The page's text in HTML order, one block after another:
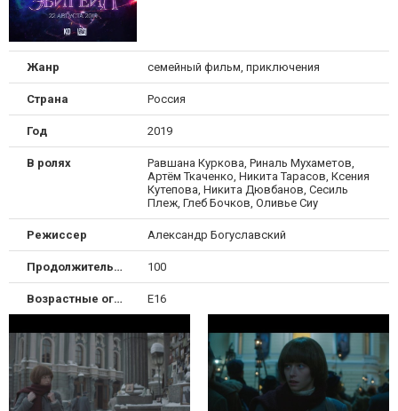
Жанр семейный фильм, приключения
Страна Россия
Год 2019
В ролях
Равшана Куркова, Риналь Мухаметов,
Артём Ткаченко, Никита Тарасов, Ксения
Кутепова, Никита Дювбанов, Сесиль
Плеж, Глеб Бочков, Оливье Сиу
Режиссер Александр Богуславский
Продолжительность 100
Возрастные ограничения Е16